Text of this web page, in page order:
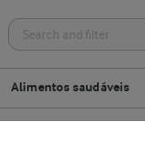
Alimentos saudáveis